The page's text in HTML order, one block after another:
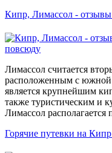
Кипр, Лимассол -
Лимассол считается
расположенным с южной
является крупнейшим
также туристическим и
Лимассол располагается
Горячие путевки на